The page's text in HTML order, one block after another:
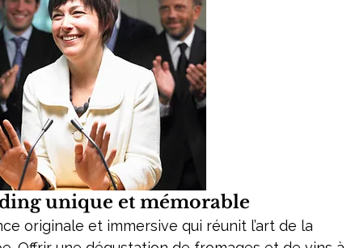
unique et mémorable
originale et immersive qui réunit l’art de la